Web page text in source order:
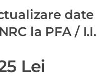
date
la PFA / I.I.
Lei